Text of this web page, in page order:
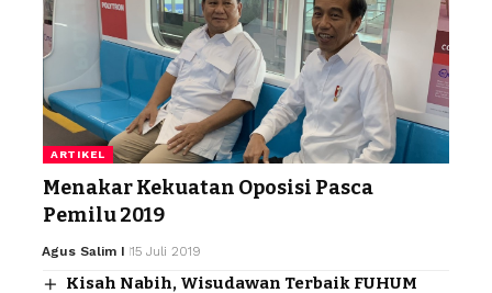
ARTIKEL
Menakar Kekuatan Oposisi Pasca
Pemilu 2019
Agus Salim I 15 Juli 2019
Kisah Nabih, Wisudawan Terbaik FUHUM